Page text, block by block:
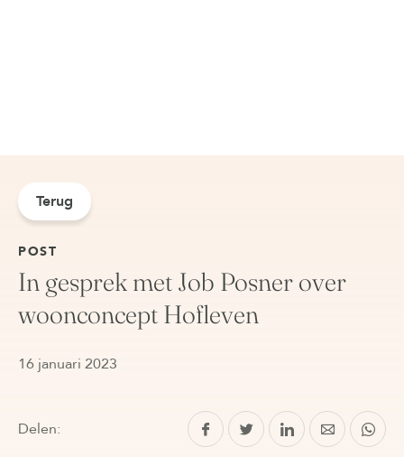
Terug
POST
In gesprek met Job Posner over
woonconcept Hofleven
16 januari 2023
Delen: